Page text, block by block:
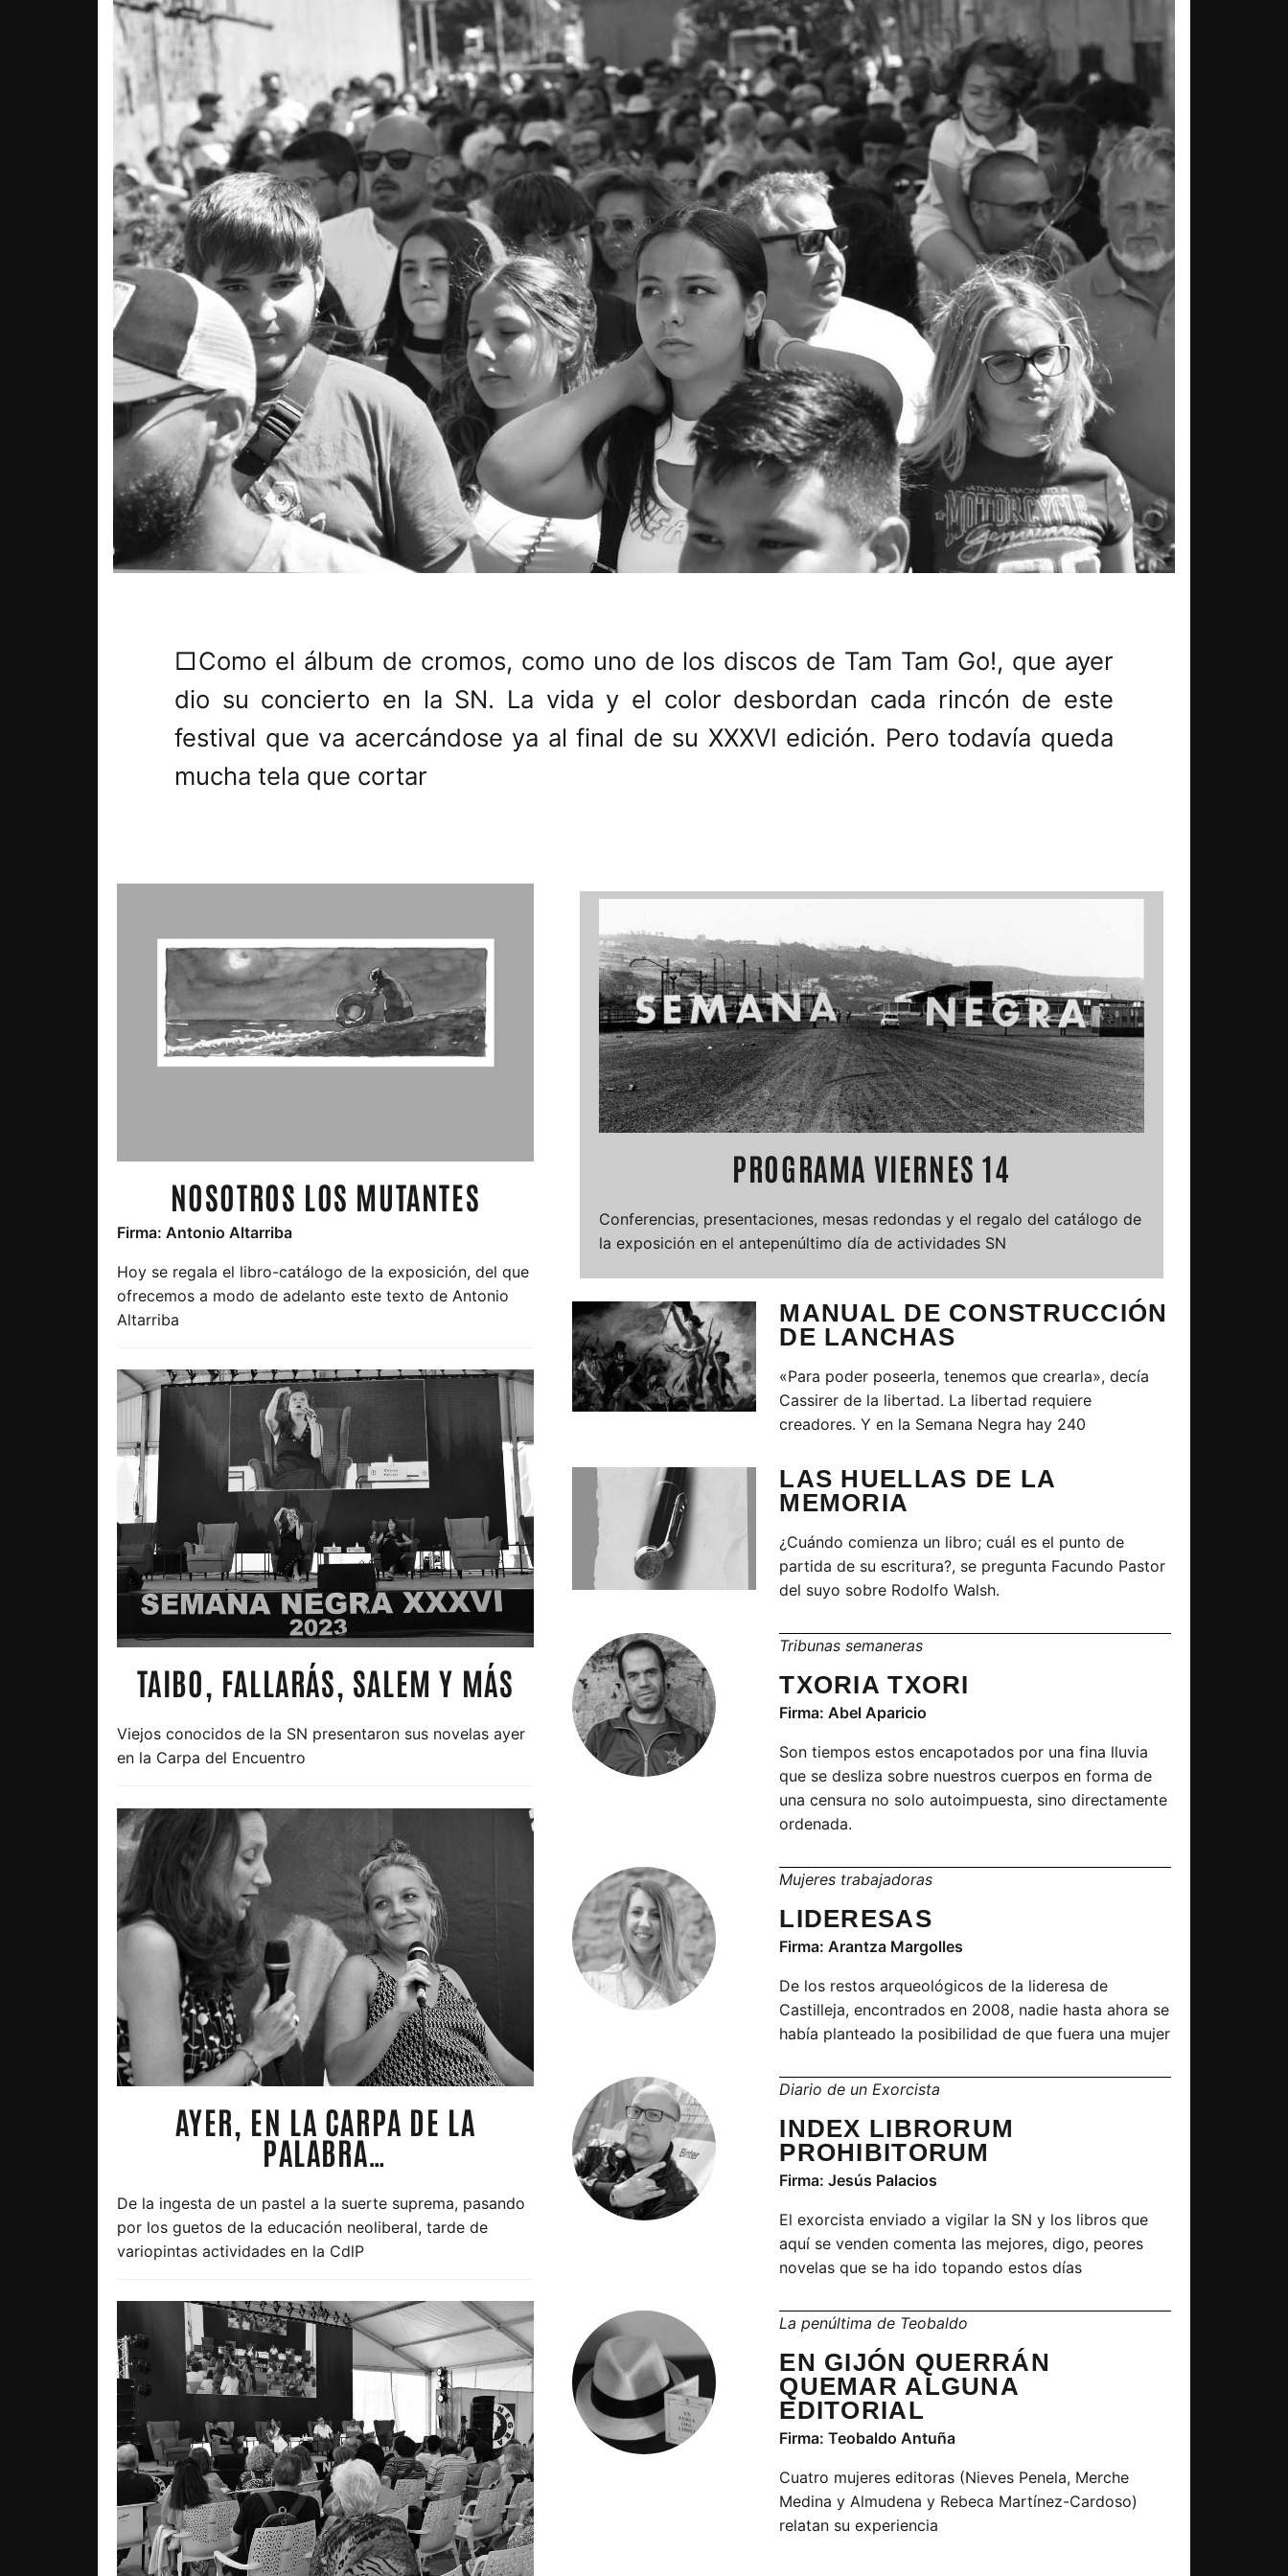
□Como el álbum de cromos, como uno de los discos de Tam Tam Go!, que ayer
dio su concierto en la SN. La vida y el color desbordan cada rincón de este
festival que va acercándose ya al final de su XXXVI edición. Pero todavía queda
mucha tela que cortar
NOSOTROS LOS MUTANTES
Firma: Antonio Altarriba
Hoy se regala el libro-catálogo de la exposición, del que
ofrecemos a modo de adelanto este texto de Antonio
Altarriba
TAIBO, FALLARÁS, SALEM Y MÁS
Viejos conocidos de la SN presentaron sus novelas ayer
en la Carpa del Encuentro
AYER, EN LA CARPA DE LA
PALABRA…
De la ingesta de un pastel a la suerte suprema, pasando
por los guetos de la educación neoliberal, tarde de
variopintas actividades en la CdlP
PROGRAMA VIERNES 14
Conferencias, presentaciones, mesas redondas y el regalo del catálogo de
la exposición en el antepenúltimo día de actividades SN
MANUAL DE CONSTRUCCIÓN
DE LANCHAS
«Para poder poseerla, tenemos que crearla», decía
Cassirer de la libertad. La libertad requiere
creadores. Y en la Semana Negra hay 240
LAS HUELLAS DE LA
MEMORIA
¿Cuándo comienza un libro; cuál es el punto de
partida de su escritura?, se pregunta Facundo Pastor
del suyo sobre Rodolfo Walsh.
Tribunas semaneras
TXORIA TXORI
Firma: Abel Aparicio
Son tiempos estos encapotados por una fina lluvia
que se desliza sobre nuestros cuerpos en forma de
una censura no solo autoimpuesta, sino directamente
ordenada.
Mujeres trabajadoras
LIDERESAS
Firma: Arantza Margolles
De los restos arqueológicos de la lideresa de
Castilleja, encontrados en 2008, nadie hasta ahora se
había planteado la posibilidad de que fuera una mujer
Diario de un Exorcista
INDEX LIBRORUM
PROHIBITORUM
Firma: Jesús Palacios
El exorcista enviado a vigilar la SN y los libros que
aquí se venden comenta las mejores, digo, peores
novelas que se ha ido topando estos días
La penúltima de Teobaldo
EN GIJÓN QUERRÁN
QUEMAR ALGUNA
EDITORIAL
Firma: Teobaldo Antuña
Cuatro mujeres editoras (Nieves Penela, Merche
Medina y Almudena y Rebeca Martínez-Cardoso)
relatan su experiencia